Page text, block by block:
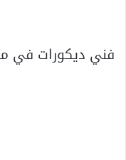
فني ديكورات في